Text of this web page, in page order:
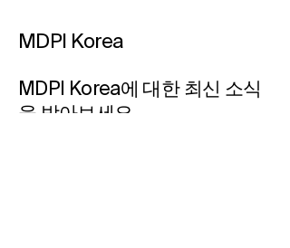
AIS 2026, 추가 포스터 초
지막 기회
MDPI Korea​
MDPI Korea에 대한 최신 소식
을 받아보세요